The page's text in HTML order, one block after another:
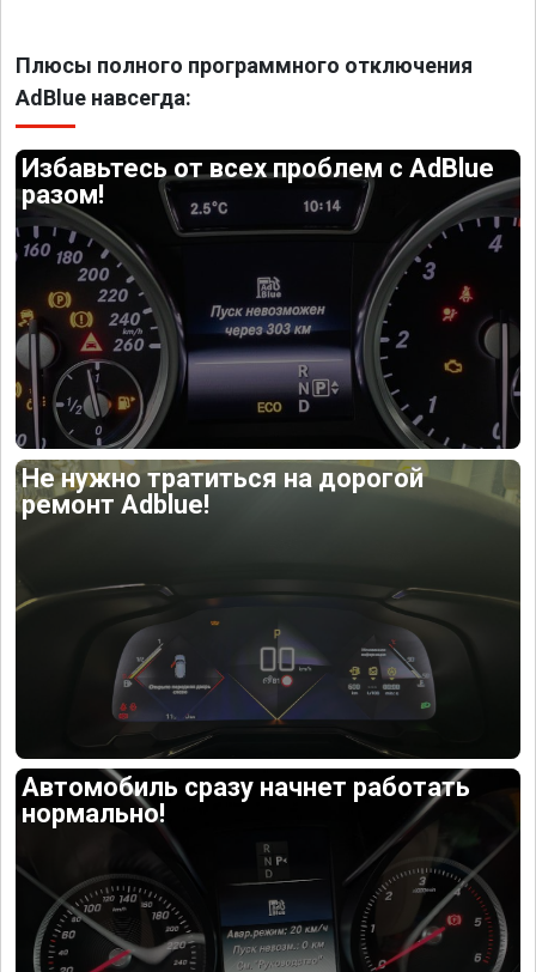
Плюсы полного программного отключения
AdBlue навсегда:
Избавьтесь от всех проблем с AdBlue
разом!
Не нужно тратиться на дорогой
ремонт Adblue!
Автомобиль сразу начнет работать
нормально!